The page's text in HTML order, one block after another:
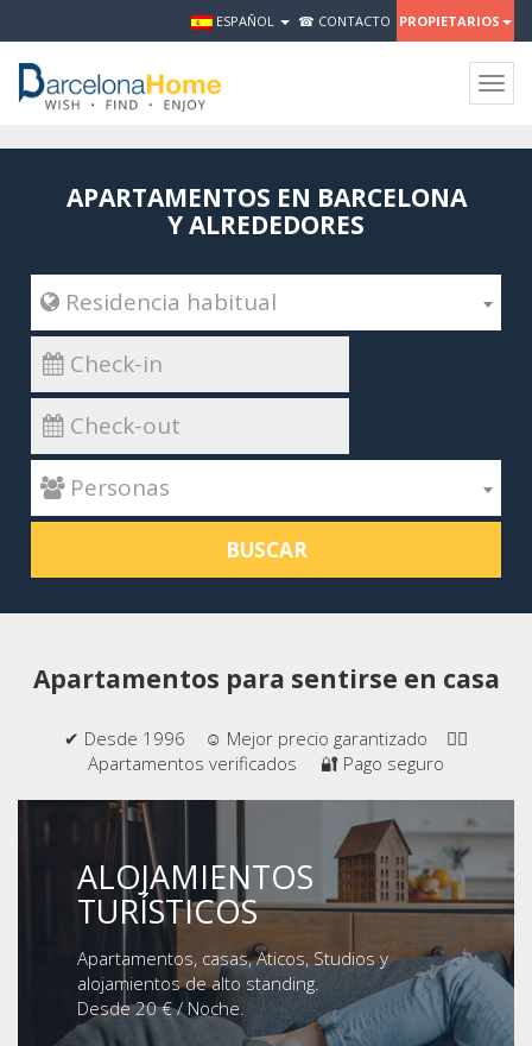
ESPAÑOL ☎ CONTACTO PROPIETARIOS
APARTAMENTOS EN BARCELONA
Y ALREDEDORES
 Residencia habitual
 Personas
BUSCAR
Apartamentos para sentirse en casa
✔ Desde 1996 ☺ Mejor precio garantizado 👍🏻
Apartamentos verificados 🔐 Pago seguro
ALOJAMIENTOS
TURÍSTICOS
Apartamentos, casas, Aticos, Studios y
alojamientos de alto standing.
Desde 20 € / Noche.